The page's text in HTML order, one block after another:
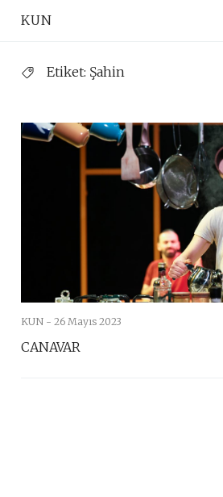
KUN
Etiket: Şahin
KUN - 26 Mayıs 2023
CANAVAR